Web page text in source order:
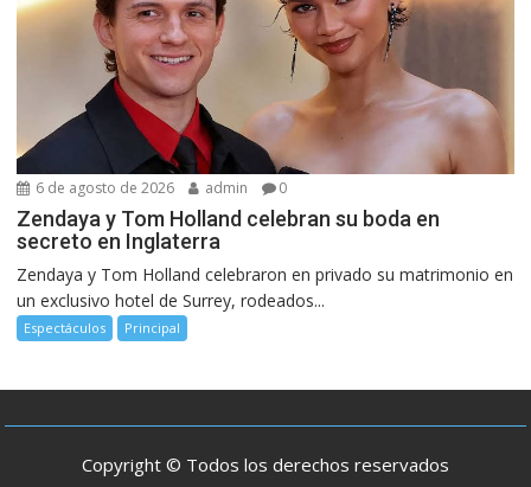
6 de agosto de 2026 admin 0
Zendaya y Tom Holland celebran su boda en
secreto en Inglaterra
Zendaya y Tom Holland celebraron en privado su matrimonio en
un exclusivo hotel de Surrey, rodeados...
Espectáculos Principal
Copyright © Todos los derechos reservados